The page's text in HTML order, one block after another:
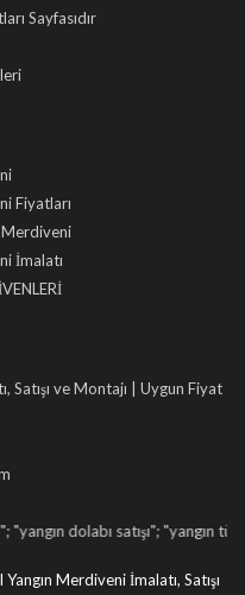
Sayfasıdır
Fiyatları
İmalatı
Satışı ve Montajı | Uygun Fiyat
satışı"; "yangın tüpü dolumu
Merdiveni İmalatı, Satışı